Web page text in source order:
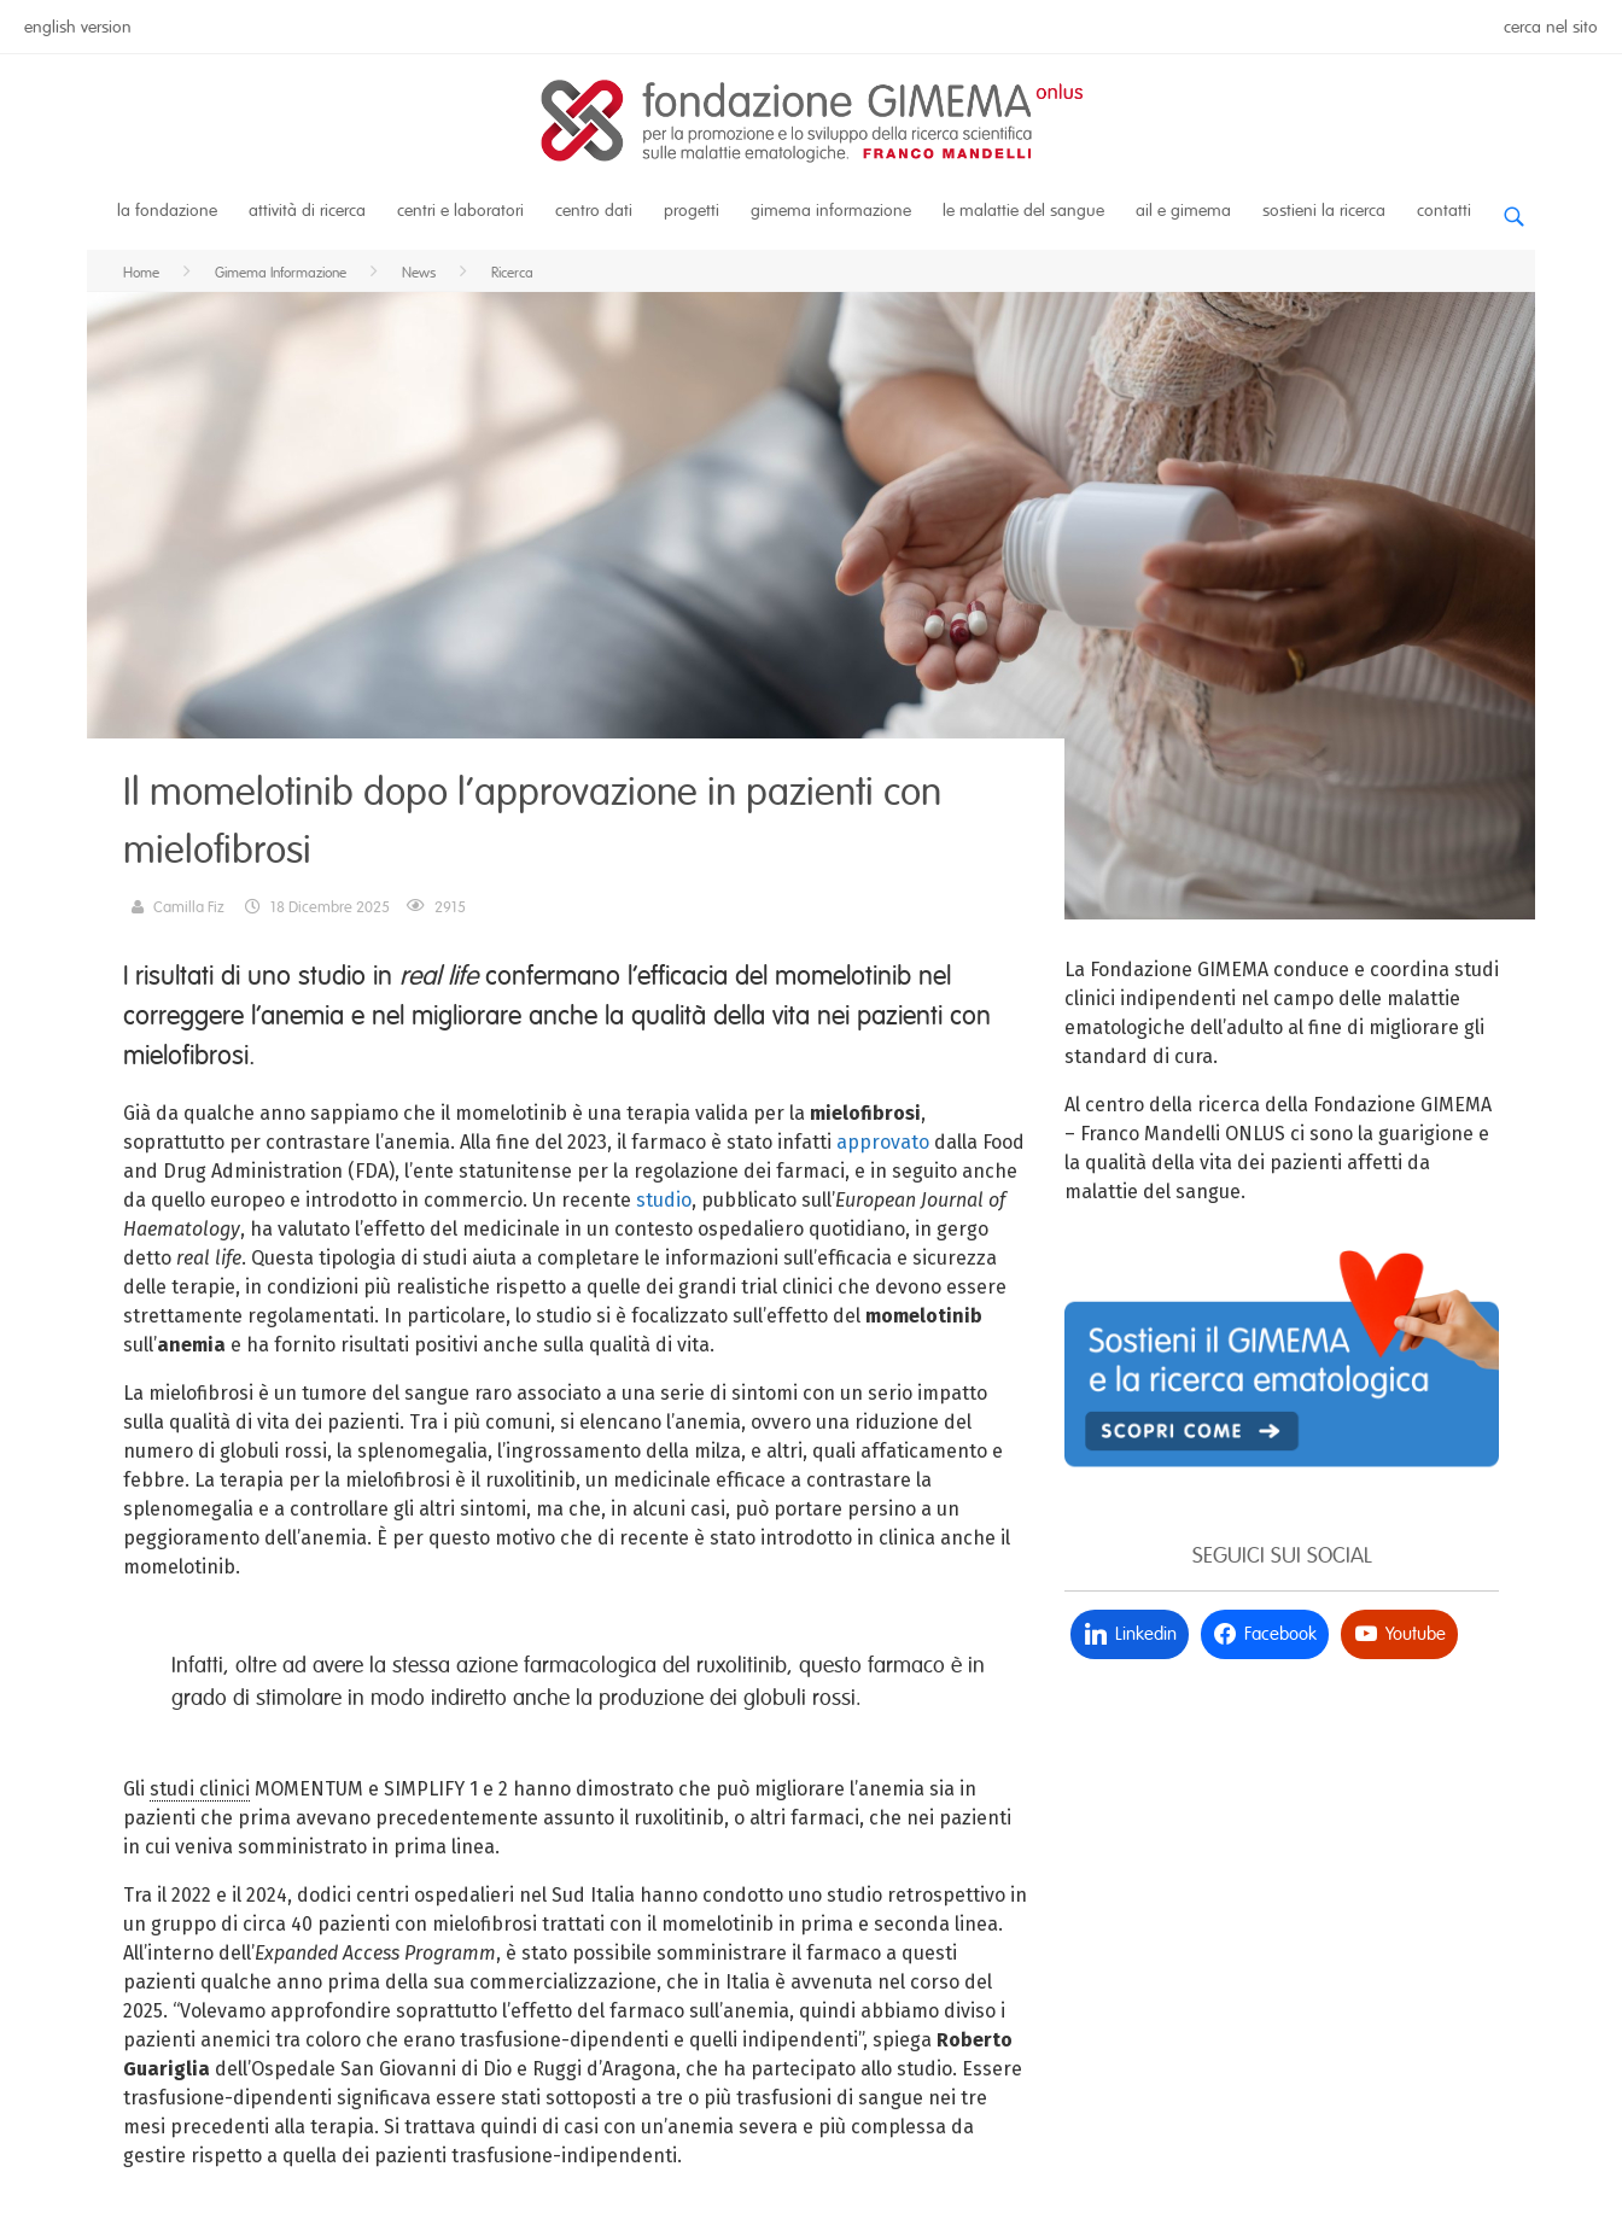
english version cerca nel sito
la fondazione attività di ricerca centri e laboratori centro dati progetti gimema informazione le malattie del sangue ail e gimema sostieni la ricerca contatti
Home Gimema Informazione News Ricerca
Il momelotinib dopo l’approvazione in pazienti con
mielofibrosi
Camilla Fiz 18 Dicembre 2025 2915
I risultati di uno studio in real lifeconfermano l’efficacia del momelotinib nel
correggere l’anemia e nel migliorare anche la qualità della vita nei pazienti con
mielofibrosi.
Già da qualche anno sappiamo che il momelotinib è una terapia valida per la mielofibrosi,
soprattutto per contrastare l’anemia. Alla fine del 2023, il farmaco è stato infatti approvato dalla Food
and Drug Administration (FDA), l’ente statunitense per la regolazione dei farmaci, e in seguito anche
da quello europeo e introdotto in commercio. Un recente studio, pubblicato sull’European Journal of
Haematology, ha valutato l’effetto del medicinale in un contesto ospedaliero quotidiano, in gergo
detto real life. Questa tipologia di studi aiuta a completare le informazioni sull’efficacia e sicurezza
delle terapie, in condizioni più realistiche rispetto a quelle dei grandi trial clinici che devono essere
strettamente regolamentati. In particolare, lo studio si è focalizzato sull’effetto del momelotinib
sull’anemia e ha fornito risultati positivi anche sulla qualità di vita.
La mielofibrosi è un tumore del sangue raro associato a una serie di sintomi con un serio impatto
sulla qualità di vita dei pazienti. Tra i più comuni, si elencano l’anemia, ovvero una riduzione del
numero di globuli rossi, la splenomegalia, l’ingrossamento della milza, e altri, quali affaticamento e
febbre. La terapia per la mielofibrosi è il ruxolitinib, un medicinale efficace a contrastare la
splenomegalia e a controllare gli altri sintomi, ma che, in alcuni casi, può portare persino a un
peggioramento dell’anemia. È per questo motivo che di recente è stato introdotto in clinica anche il
momelotinib.
Infatti, oltre ad avere la stessa azione farmacologica del ruxolitinib, questo farmaco è in
grado di stimolare in modo indiretto anche la produzione dei globuli rossi.
Gli studi clinici MOMENTUM e SIMPLIFY 1 e 2 hanno dimostrato che può migliorare l’anemia sia in
pazienti che prima avevano precedentemente assunto il ruxolitinib, o altri farmaci, che nei pazienti
in cui veniva somministrato in prima linea.
Tra il 2022 e il 2024, dodici centri ospedalieri nel Sud Italia hanno condotto uno studio retrospettivo in
un gruppo di circa 40 pazienti con mielofibrosi trattati con il momelotinib in prima e seconda linea.
All’interno dell’Expanded Access Programm, è stato possibile somministrare il farmaco a questi
pazienti qualche anno prima della sua commercializzazione, che in Italia è avvenuta nel corso del
2025. “Volevamo approfondire soprattutto l’effetto del farmaco sull’anemia, quindi abbiamo diviso i
pazienti anemici tra coloro che erano trasfusione-dipendenti e quelli indipendenti”, spiega Roberto
Guariglia dell’Ospedale San Giovanni di Dio e Ruggi d’Aragona, che ha partecipato allo studio. Essere
trasfusione-dipendenti significava essere stati sottoposti a tre o più trasfusioni di sangue nei tre
mesi precedenti alla terapia. Si trattava quindi di casi con un’anemia severa e più complessa da
gestire rispetto a quella dei pazienti trasfusione-indipendenti.
La Fondazione GIMEMA conduce e coordina studi
clinici indipendenti nel campo delle malattie
ematologiche dell’adulto al fine di migliorare gli
standard di cura.
Al centro della ricerca della Fondazione GIMEMA
– Franco Mandelli ONLUS ci sono la guarigione e
la qualità della vita dei pazienti affetti da
malattie del sangue.
SEGUICI SUI SOCIAL
Linkedin Facebook Youtube